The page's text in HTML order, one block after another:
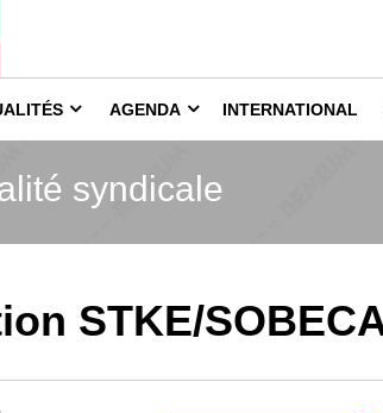
AGENDA INTERNATIONAL
syndicale
STKE/